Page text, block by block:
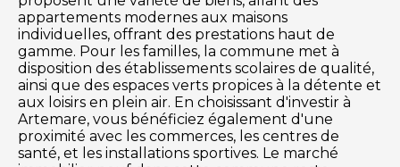
appartements modernes aux maisons
individuelles, offrant des prestations haut de
gamme. Pour les familles, la commune met à
disposition des établissements scolaires de qualité,
ainsi que des espaces verts propices à la détente et
aux loisirs en plein air. En choisissant d'investir à
Artemare, vous bénéficiez également d'une
proximité avec les commerces, les centres de
santé, et les installations sportives. Le marché